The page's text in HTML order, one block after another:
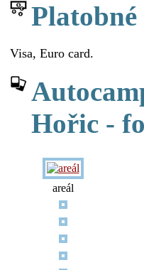
Visa, Euro card.
Hořic -
areál